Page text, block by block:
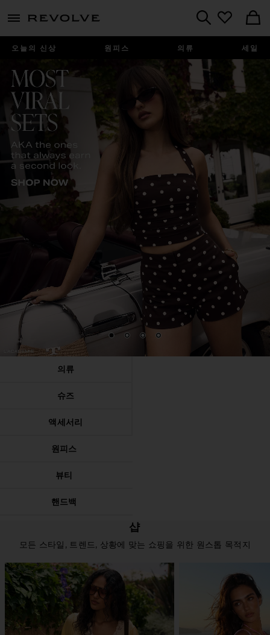
menu - shows more content
오늘의 신상 원피스 의류 세일
2 3
의류
슈즈
액세서리
원피스
뷰티
핸드백
샵
모든 스타일, 트렌드, 상황에 맞는 쇼핑을 위한 원스톱 목적지